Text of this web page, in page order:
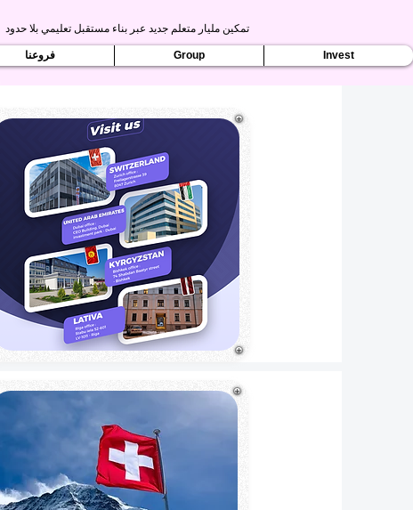
تمكين مليار متعلم جديد عبر بناء مستقبل تعليمي بلا حدود
فروعنا Group Invest